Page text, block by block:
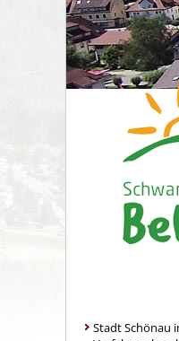
Stadt Schönau